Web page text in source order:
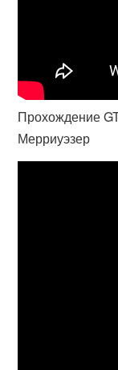
Прохождение
Мерриуэзер